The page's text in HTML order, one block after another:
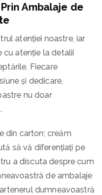
Ambalaje de
atenției noastre, iar
cu atenție la detalii
Fiecare
și dedicare,
nu doar
din carton; creăm
să vă diferențiați pe
a discuta despre cum
de ambalaje
dumneavoastră